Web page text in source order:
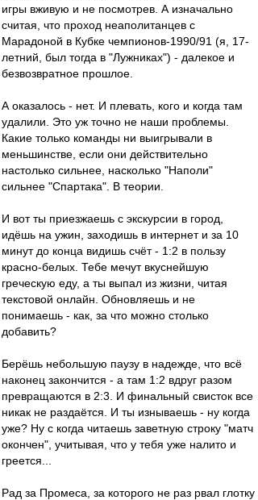
игры вживую и не посмотрев. А изначально
считая, что проход неаполитанцев с
Марадоной в Кубке чемпионов-1990/91 (я, 17-
летний, был тогда в "Лужниках") - далекое и
безвозвратное прошлое.
А оказалось - нет. И плевать, кого и когда там
удалили. Это уж точно не наши проблемы.
Какие только команды ни выигрывали в
меньшинстве, если они действительно
настолько сильнее, насколько "Наполи"
сильнее "Спартака". В теории.
И вот ты приезжаешь с экскурсии в город,
идёшь на ужин, заходишь в интернет и за 10
минут до конца видишь счёт - 1:2 в пользу
красно-белых. Тебе мечут вкуснейшую
греческую еду, а ты выпал из жизни, читая
текстовой онлайн. Обновляешь и не
понимаешь - как, за что можно столько
добавить?
Берёшь небольшую паузу в надежде, что всё
наконец закончится - а там 1:2 вдруг разом
превращаются в 2:3. И финальный свисток все
никак не раздаётся. И ты изнываешь - ну когда
уже? Ну с когда читаешь заветную строку "матч
окончен", учитывая, что у тебя уже налито и
греется...
Рад за Промеса, за которого не раз рвал глотку